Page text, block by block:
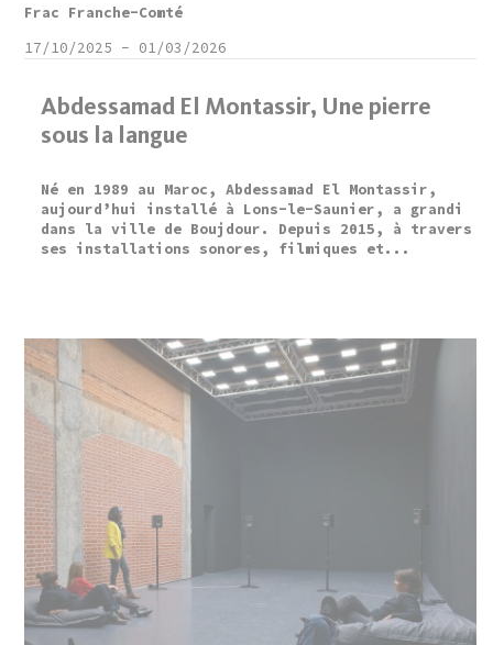
Abdessamad El Montassir, Une pierre
sous la langue
Né en 1989 au Maroc, Abdessamad El Montassir,
aujourd’hui installé à Lons-le-Saunier, a grandi
dans la ville de Boujdour. Depuis 2015, à travers
ses installations sonores, filmiques et...
Frac Franche-Comté
17/10/2025 - 01/03/2026